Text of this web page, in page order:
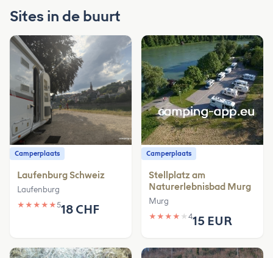
Sites in de buurt
Camperplaats
Laufenburg Schweiz
Laufenburg
★ ★ ★ ★ ★518 CHF
Camperplaats
Stellplatz am
Naturerlebnisbad Murg
Murg
★ ★ ★ ★ ★ 415 EUR